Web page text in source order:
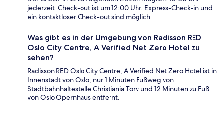
jederzeit. Check-out ist um 12:00 Uhr. Express-Check-in und
ein kontaktloser Check-out sind möglich.
Was gibt es in der Umgebung von Radisson RED
Oslo City Centre, A Verified Net Zero Hotel zu
sehen?
Radisson RED Oslo City Centre, A Verified Net Zero Hotel ist in
Innenstadt von Oslo, nur 1 Minuten Fußweg von
Stadtbahnhaltestelle Christiania Torv und 12 Minuten zu Fuß
von Oslo Opernhaus entfernt.